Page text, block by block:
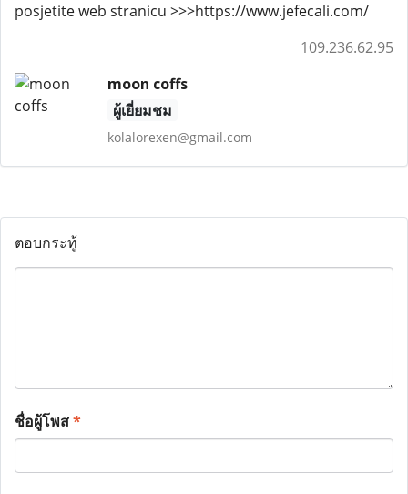
posjetite web stranicu >>>https://www.jefecali.com/
109.236.62.95
moon coffs
ผู้เยี่ยมชม
kolalorexen@gmail.com
ตอบกระทู้
ชื่อผู้โพส*